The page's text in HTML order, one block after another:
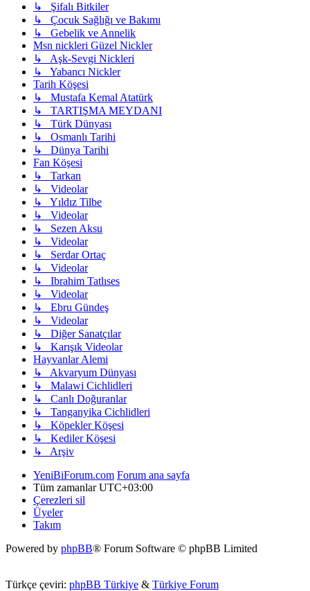
↳ Şifalı Bitkiler
↳ Çocuk Sağlığı ve Bakımı
↳ Gebelik ve Annelik
Msn nickleri Güzel Nickler
↳ Aşk-Sevgi Nickleri
↳ Yabancı Nickler
Tarih Köşesi
↳ Mustafa Kemal Atatürk
↳ TARTIŞMA MEYDANI
↳ Türk Dünyası
↳ Osmanlı Tarihi
↳ Dünya Tarihi
Fan Köşesi
↳ Tarkan
↳ Videolar
↳ Yıldız Tilbe
↳ Videolar
↳ Sezen Aksu
↳ Videolar
↳ Serdar Ortaç
↳ Videolar
↳ Ibrahim Tatlıses
↳ Videolar
↳ Ebru Gündeş
↳ Videolar
↳ Diğer Sanatçılar
↳ Karışık Videolar
Hayvanlar Alemi
↳ Akvaryum Dünyası
↳ Malawi Cichlidleri
↳ Canlı Doğuranlar
↳ Tanganyika Cichlidleri
↳ Köpekler Köşesi
↳ Kediler Köşesi
↳ Arşiv
YeniBiForum.com Forum ana sayfa
Tüm zamanlarUTC+03:00
Çerezleri sil
Üyeler
Takım
Powered by phpBB® Forum Software © phpBB Limited
Türkçe çeviri: phpBB Türkiye & Türkiye Forum